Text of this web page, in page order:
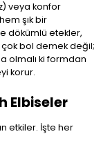
veya konfor
şık bir
dökümlü etekler,
bol demek değil;
olmalı ki formdan
korur.
Elbiseler
etkiler. İşte her